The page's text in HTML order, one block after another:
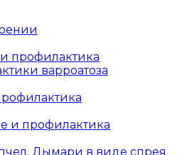
профилактика
варроатоза
и профилактика
Дымари в виде спрея